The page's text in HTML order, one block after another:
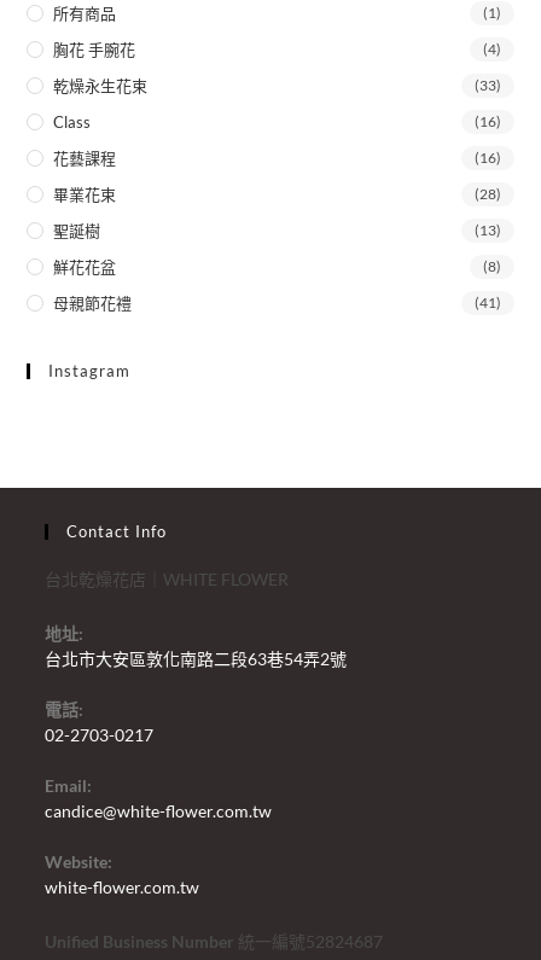
所有商品 (1)
胸花 手腕花 (4)
乾燥永生花束 (33)
Class (16)
花藝課程 (16)
畢業花束 (28)
聖誕樹 (13)
鮮花花盆 (8)
母親節花禮 (41)
Instagram
Contact Info
台北乾燥花店｜WHITE FLOWER
地址:
台北市大安區敦化南路二段63巷54弄2號
電話:
02-2703-0217
Email:
candice@white-flower.com.tw
Website:
white-flower.com.tw
Unified Business Number 統一編號52824687